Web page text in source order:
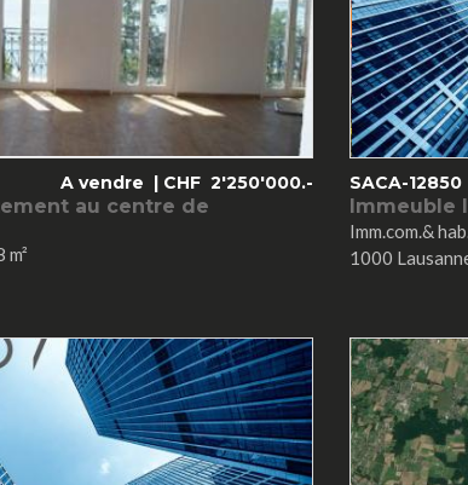
A vendre | CHF 2'250'000.-
au centre de
SACA-12850
Immeuble
Imm.com.&
1000